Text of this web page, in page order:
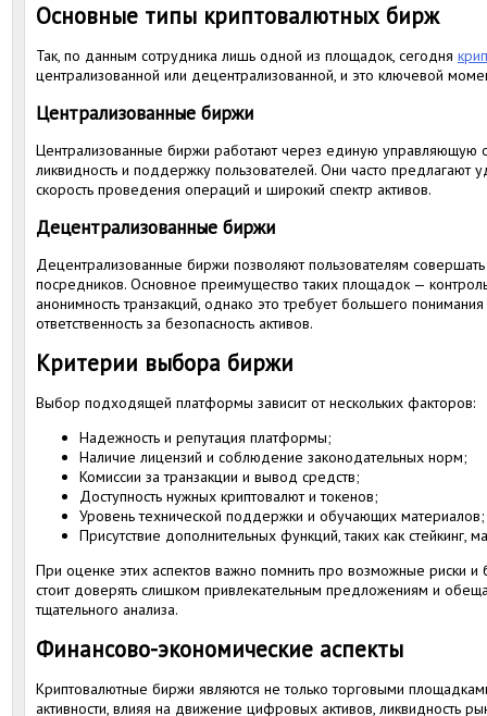
Основные типы криптовалютных бирж
Так, по данным сотрудника лишь одной из площадок, сегодня
централизованной или децентрализованной, и это ключевой
Централизованные биржи
Централизованные биржи работают через единую управляющую
ликвидность и поддержку пользователей. Они часто
скорость проведения операций и широкий спектр активов.
Децентрализованные биржи
Децентрализованные биржи позволяют пользователям
посредников. Основное преимущество таких площадок —
анонимность транзакций, однако это требует большего
ответственность за безопасность активов.
Критерии выбора биржи
Выбор подходящей платформы зависит от нескольких факторов:
Надежность и репутация платформы;
Наличие лицензий и соблюдение законодательных норм;
Комиссии за транзакции и вывод средств;
Доступность нужных криптовалют и токенов;
Уровень технической поддержки и обучающих материалов;
Присутствие дополнительных функций, таких как стейкинг,
При оценке этих аспектов важно помнить про возможные риски и
стоит доверять слишком привлекательным предложениям и
тщательного анализа.
Финансово-экономические аспекты
Криптовалютные биржи являются не только торговыми
активности, влияя на движение цифровых активов, ликвидность